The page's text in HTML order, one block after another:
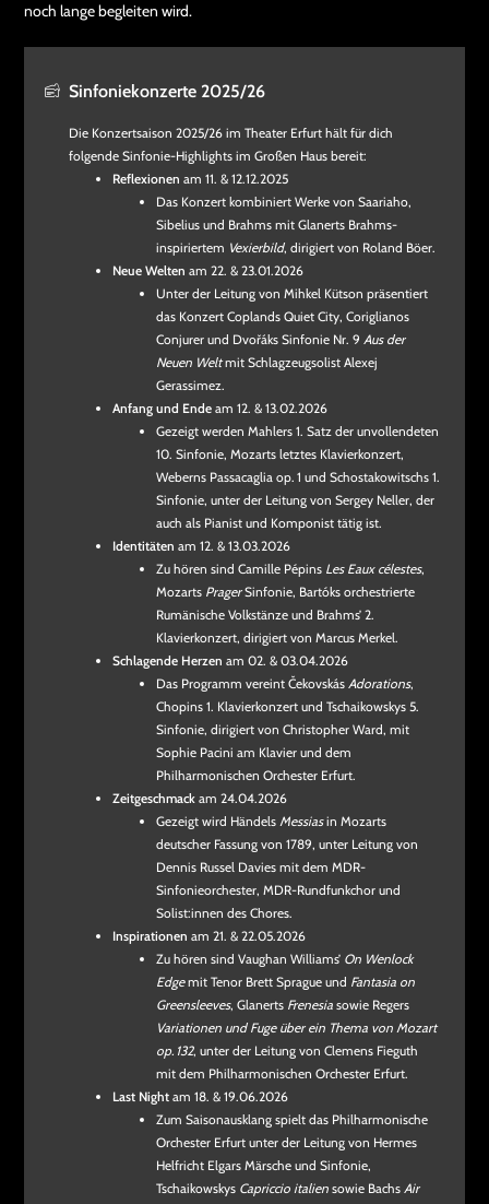
noch lange begleiten wird.
Sinfoniekonzerte 2025/26
Die Konzertsaison 2025/26 im Theater Erfurt hält für dich
folgende Sinfonie-Highlights im Großen Haus bereit:
Reflexionen am 11. & 12.12.2025
Das Konzert kombiniert Werke von Saariaho,
Sibelius und Brahms mit Glanerts Brahms-
inspiriertem Vexierbild, dirigiert von Roland Böer.
Neue Welten am 22. & 23.01.2026
Unter der Leitung von Mihkel Kütson präsentiert
das Konzert Coplands Quiet City, Coriglianos
Conjurer und Dvořáks Sinfonie Nr. 9 Aus der
Neuen Weltmit Schlagzeugsolist Alexej
Gerassimez.
Anfang und Ende am 12. & 13.02.2026
Gezeigt werden Mahlers 1. Satz der unvollendeten
10. Sinfonie, Mozarts letztes Klavierkonzert,
Weberns Passacaglia op. 1 und Schostakowitschs 1.
Sinfonie, unter der Leitung von Sergey Neller, der
auch als Pianist und Komponist tätig ist.
Identitäten am 12. & 13.03.2026
Zu hören sind Camille Pépins Les Eaux célestes,
Mozarts PragerSinfonie, Bartóks orchestrierte
Rumänische Volkstänze und Brahms’ 2.
Klavierkonzert, dirigiert von Marcus Merkel.
Schlagende Herzen am 02. & 03.04.2026
Das Programm vereint Čekovskás Adorations,
Chopins 1. Klavierkonzert und Tschaikowskys 5.
Sinfonie, dirigiert von Christopher Ward, mit
Sophie Pacini am Klavier und dem
Philharmonischen Orchester Erfurt.
Zeitgeschmack am 24.04.2026
Gezeigt wird Händels Messiasin Mozarts
deutscher Fassung von 1789, unter Leitung von
Dennis Russel Davies mit dem MDR-
Sinfonieorchester, MDR-Rundfunkchor und
Solist:innen des Chores.
Inspirationen am 21. & 22.05.2026
Zu hören sind Vaughan Williams’ On Wenlock
Edgemit Tenor Brett Sprague und Fantasia on
Greensleeves, Glanerts Frenesia sowie Regers
Variationen und Fuge über ein Thema von Mozart
op. 132, unter der Leitung von Clemens Fieguth
mit dem Philharmonischen Orchester Erfurt.
Last Night am 18. & 19.06.2026
Zum Saisonausklang spielt das Philharmonische
Orchester Erfurt unter der Leitung von Hermes
Helfricht Elgars Märsche und Sinfonie,
Tschaikowskys Capriccio italien sowie Bachs Air